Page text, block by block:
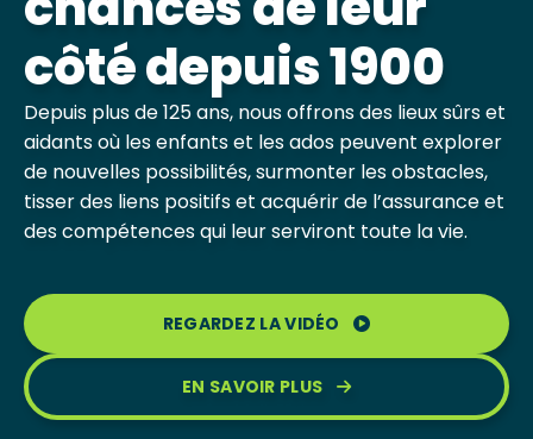
côté depuis 1900
Depuis plus de 125 ans, nous offrons des lieux sûrs et
aidants où les enfants et les ados peuvent explorer
de nouvelles possibilités, surmonter les obstacles,
tisser des liens positifs et acquérir de l’assurance et
des compétences qui leur serviront toute la vie.
REGARDEZ LA VIDÉO
EN SAVOIR PLUS
Les réalités auxquelles les jeunes font face
deviennent de plus en plus complexes. Nous
agissons sur des enjeux essentiels afin que chaque
enfant et chaque ado puisse s’épanouir pleinement.
jeunes ont répondu à des
sondages et l’ont prouvé.
EN SAVOIR PLUS
Les 665 Clubs BGC à travers le pays offrent aux
jeunes l’occasion de grandir et de réaliser
pleinement leur potentiel.
RENCONTREZ YAËL
D’IMPACT
Les Clubs BGC ont contribué à améliorer la vie de
millions de jeunes. Ensemble, nous pouvons faire
une différence qui compte.
JOIGNEZ-VOUS À NOUS